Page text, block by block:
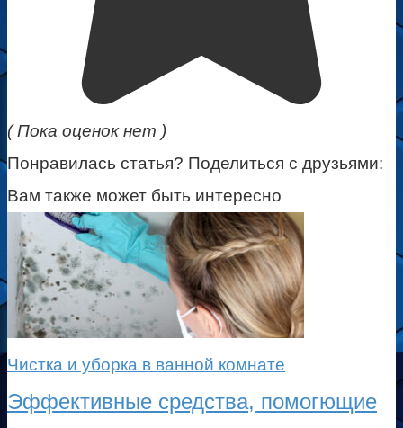
( Пока оценок нет )
Понравилась статья? Поделиться с друзьями:
Вам также может быть интересно
Чистка и уборка в ванной комнате
Эффективные средства, помогющие